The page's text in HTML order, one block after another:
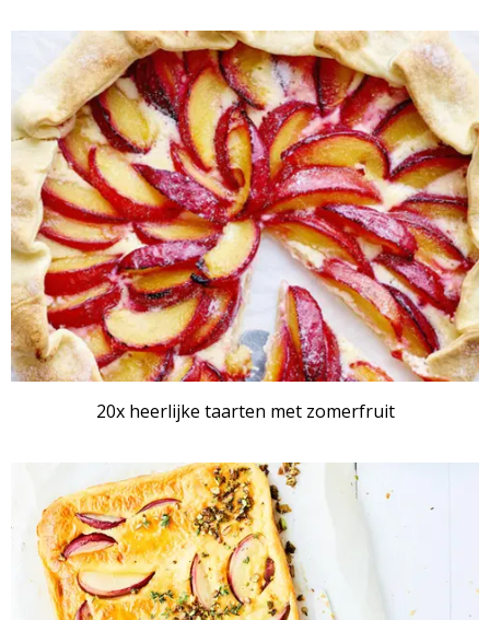
RECEPTENSET
20x heerlijke taarten met zomerfruit
RECEPTENSET